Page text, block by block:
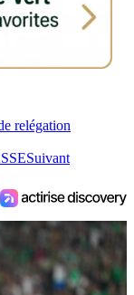
relégation
Suivant